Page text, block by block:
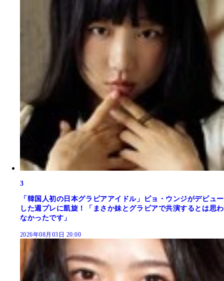
3
「韓国人初の日本グラビアアイドル」ピョ・ウンジがデビュー
した週プレに凱旋！「まさか妹とグラビアで共演するとは思わ
なかったです」
2026年08月03日 20:00